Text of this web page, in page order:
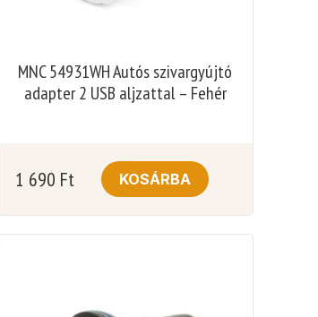
MNC 54931WH Autós szivargyújtó
adapter 2 USB aljzattal – Fehér
1 690 Ft KOSÁRBA